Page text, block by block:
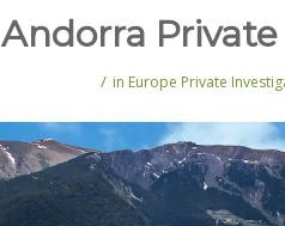
Andorra
/ in Europe Private